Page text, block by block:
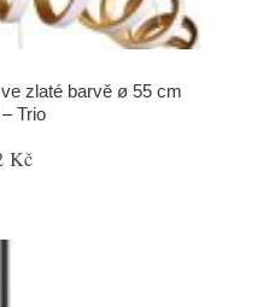
zlaté barvě ø 55 cm
Trio
Kč